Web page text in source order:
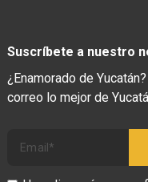
Suscríbete a nuestro
¿Enamorado de
correo lo mejor de